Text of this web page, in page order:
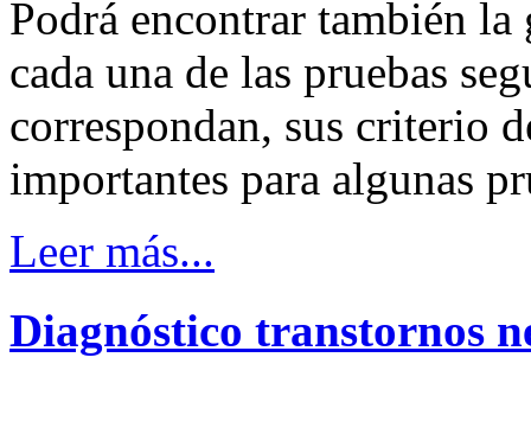
Podrá encontrar también la
cada una de las pruebas
correspondan, sus criterio
importantes para algunas
Leer más...
Diagnóstico transtornos